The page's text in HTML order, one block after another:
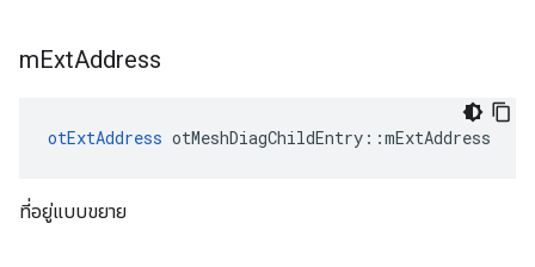
mExtAddress
otExtAddress otMeshDiagChildEntry ::mExtAddress
ที่อยู่แบบขยาย